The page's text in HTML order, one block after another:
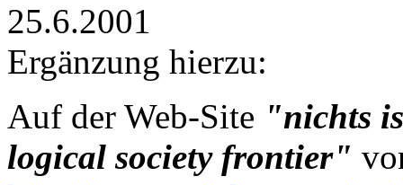
25.6.2001
Ergänzung hierzu:
Auf der Web-Site "nichts
logical society frontier"